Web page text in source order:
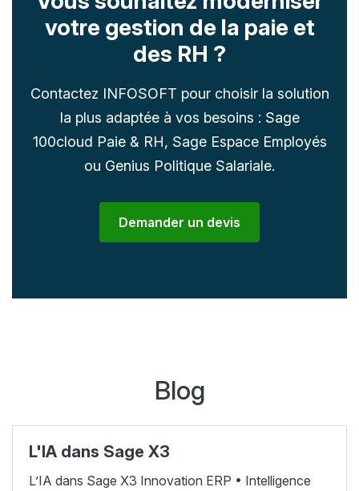
votre gestion de la paie et
des RH ?
Contactez INFOSOFT pour choisir la solution
la plus adaptée à vos besoins : Sage
100cloud Paie & RH, Sage Espace Employés
ou Genius Politique Salariale.
Demander un devis
Blog
L'IA dans Sage X3
L’IA dans Sage X3 Innovation ERP • Intelligence